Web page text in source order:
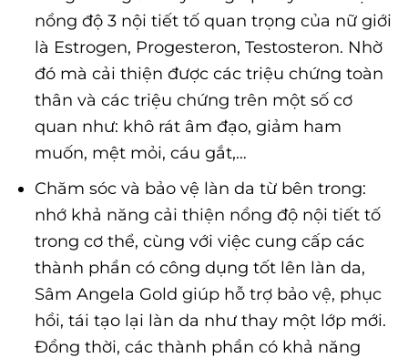
nồng độ 3 nội tiết tố quan trọng của nữ giới
là Estrogen, Progesteron, Testosteron. Nhờ
đó mà cải thiện được các triệu chứng toàn
thân và các triệu chứng trên một số cơ
quan như: khô rát âm đạo, giảm ham
muốn, mệt mỏi, cáu gắt,…
Chăm sóc và bảo vệ làn da từ bên trong:
nhớ khả năng cải thiện nồng độ nội tiết tố
trong cơ thể, cùng với việc cung cấp các
thành phần có công dụng tốt lên làn da,
Sâm Angela Gold giúp hỗ trợ bảo vệ, phục
hồi, tái tạo lại làn da như thay một lớp mới.
Đồng thời, các thành phần có khả năng